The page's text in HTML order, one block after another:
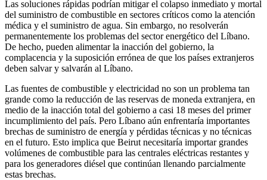
Las soluciones rápidas podrían mitigar el colapso inmediato y mortal
del suministro de combustible en sectores críticos como la atención
médica y el suministro de agua. Sin embargo, no resolverán
permanentemente los problemas del sector energético del Líbano.
De hecho, pueden alimentar la inacción del gobierno, la
complacencia y la suposición errónea de que los países extranjeros
deben salvar y salvarán al Líbano.
Las fuentes de combustible y electricidad no son un problema tan
grande como la reducción de las reservas de moneda extranjera, en
medio de la inacción total del gobierno a casi 18 meses del primer
incumplimiento del país. Pero Líbano aún enfrentaría importantes
brechas de suministro de energía y pérdidas técnicas y no técnicas
en el futuro. Esto implica que Beirut necesitaría importar grandes
volúmenes de combustible para las centrales eléctricas restantes y
para los generadores diésel que continúan llenando parcialmente
estas brechas.